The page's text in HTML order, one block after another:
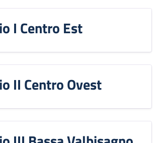
I Centro Est
II Centro Ovest